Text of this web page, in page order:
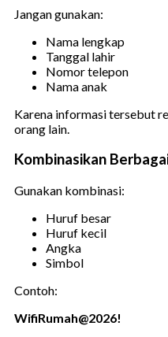
Jangan gunakan:
Nama lengkap
Tanggal lahir
Nomor telepon
Nama anak
Karena informasi tersebut
orang lain.
Kombinasikan
Gunakan kombinasi:
Huruf besar
Huruf kecil
Angka
Simbol
Contoh:
WifiRumah@2026!